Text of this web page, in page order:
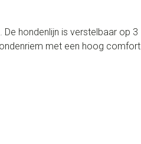
hondenlijn is verstelbaar op 3
met een hoog comfort